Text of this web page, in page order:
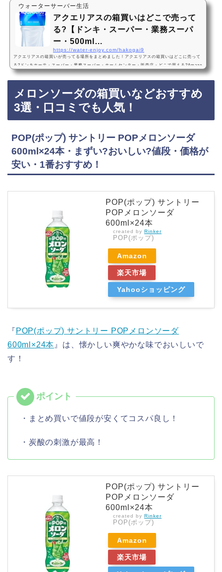
ウォーターサーバー生活
アクエリアスの箱買いはどこで売って
る?【ドンキ・スーパー・業務スーパ
ー・500ml…
https://water-enjoy.com/hakogai9
アクエリアスの箱買いが売ってる場所をまとめました！アクエリアスの箱買いはどこに売って
る?ドンキホーテ・スーパー・業務スーパー・ホームセンター・販売店・どこで買える?Amazo
n・楽天・売ってない? 500ml・24本・2l・6本アクエリアスの箱買いは、ドンキホーテ、スー
で、Amazonや楽天でもアクエリアスの箱買いがお得に買えておすすめです！アクエリアスの
箱買いのおすすめ3選・口コミでも人気！コカ・コーラ アクエリアス エアーボトル 500ml…
メロンソーダの箱買いなどおすすめ
3選・口コミでも人気！
POP(ポップ) サントリー POPメロンソーダ
600ml×24本・まずい?おいしい?値段・価格が
安い・1番おすすめ！
POP(ポップ) サントリー
POPメロンソーダ
600ml×24本
created by Rinker
POP(ポップ)
Amazon
楽天市場
Yahooショッピング
『 POP(ポップ) サントリー POPメロンソーダ
600ml×24本』は、懐かしい爽やかな味でおいしいで
す！
・まとめ買いで値段が安くてコスパ良し！
・炭酸の刺激が最高！
POP(ポップ) サントリー
POPメロンソーダ
600ml×24本
created by Rinker
POP(ポップ)
Amazon
楽天市場